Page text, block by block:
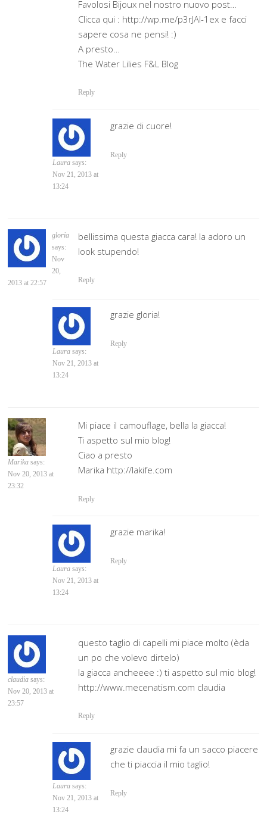
Favolosi Bijoux nel nostro nuovo post…
Clicca qui : http://wp.me/p3rJAI-1ex e facci
sapere cosa ne pensi! :)
A presto…
The Water Lilies F&L Blog
Reply
Laura says:
Nov 21, 2013 at
13:24
grazie di cuore!
Reply
gloria
says:
Nov
20,
2013 at 22:57
bellissima questa giacca cara! la adoro un
look stupendo!
Reply
Laura says:
Nov 21, 2013 at
13:24
grazie gloria!
Reply
Marika says:
Nov 20, 2013 at
23:32
Mi piace il camouflage, bella la giacca!
Ti aspetto sul mio blog!
Ciao a presto
Marika http://lakife.com
Reply
Laura says:
Nov 21, 2013 at
13:24
grazie marika!
Reply
claudia says:
Nov 20, 2013 at
23:57
questo taglio di capelli mi piace molto (èda
un po che volevo dirtelo)
la giacca ancheeee :) ti aspetto sul mio blog!
http://www.mecenatism.com claudia
Reply
Laura says:
Nov 21, 2013 at
13:24
grazie claudia mi fa un sacco piacere
che ti piaccia il mio taglio!
Reply